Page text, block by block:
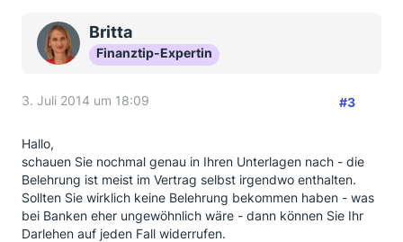
Britta
Finanztip-Expertin
3. Juli 2014 um 18:09 #3
Hallo,
schauen Sie nochmal genau in Ihren Unterlagen nach - die
Belehrung ist meist im Vertrag selbst irgendwo enthalten.
Sollten Sie wirklich keine Belehrung bekommen haben - was
bei Banken eher ungewöhnlich wäre - dann können Sie Ihr
Darlehen auf jeden Fall widerrufen.